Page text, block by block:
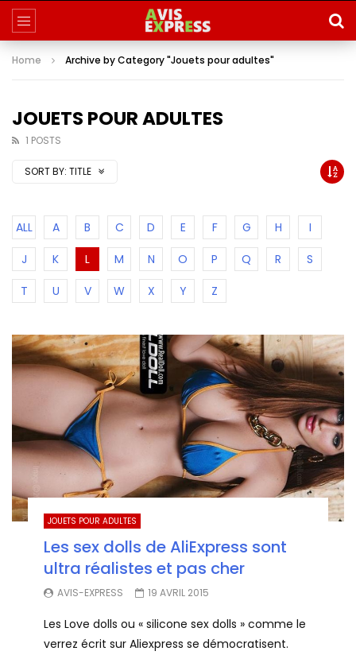
Home Archive by Category "Jouets pour adultes"
JOUETS POUR ADULTES
1 POSTS
SORT BY: TITLE
ALL A B C D E F G H
I
J
K L M N O P Q R
S
T
U V W X Y Z
JOUETS POUR ADULTES
Les sex dolls de AliExpress sont
ultra réalistes et pas cher
AVIS-EXPRESS 19 AVRIL 2015
Les Love dolls ou « silicone sex dolls » comme le
verrez écrit sur Aliexpress se démocratisent.